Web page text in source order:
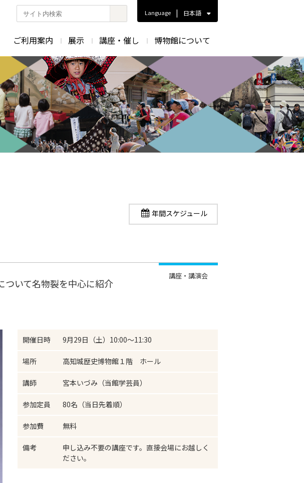
ト
検
索
Language | 日本語
ご利用案内 展示 講座・催し 博物館について
年間スケジュール
ついて名物裂を中心に紹介
講座・講演会
開催日時 9月29日（土）10:00～11:30
場所 高知城歴史博物館１階 ホール
講師 宮本いづみ（当館学芸員）
参加定員 80名（当日先着順）
参加費 無料
備考
申し込み不要の講座です。直接会場にお越しく
ださい。